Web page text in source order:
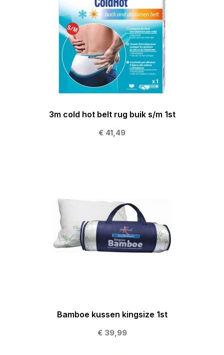
3m cold hot belt rug buik s/m 1st
€ 41,49
Bamboe kussen kingsize 1st
€ 39,99